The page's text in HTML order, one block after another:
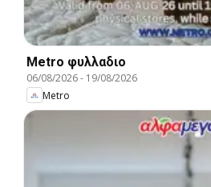
Metro φυλλαδιο
06/08/2026- 19/08/2026
Metro